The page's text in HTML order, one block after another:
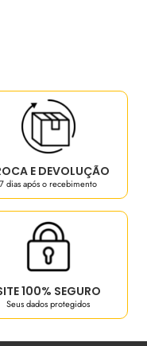
E DEVOLUÇÃO
7 dias após o recebimento
100% SEGURO
Seus dados protegidos